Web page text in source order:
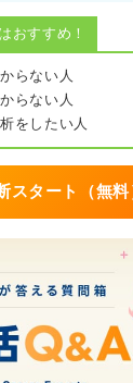
おすすめ！
らない人
らない人
をしたい人
スタート（無料